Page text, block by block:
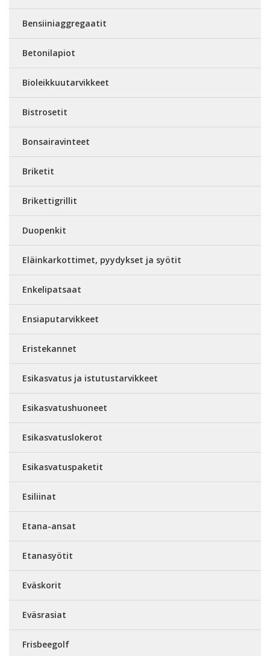
Bensiiniaggregaatit
Betonilapiot
Bioleikkuutarvikkeet
Bistrosetit
Bonsairavinteet
Briketit
Brikettigrillit
Duopenkit
Eläinkarkottimet, pyydykset ja syötit
Enkelipatsaat
Ensiaputarvikkeet
Eristekannet
Esikasvatus ja istutustarvikkeet
Esikasvatushuoneet
Esikasvatuslokerot
Esikasvatuspaketit
Esiliinat
Etana-ansat
Etanasyötit
Eväskorit
Eväsrasiat
Frisbeegolf